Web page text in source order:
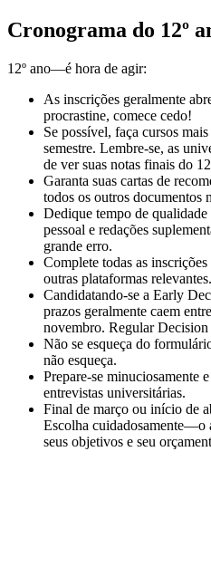
Cronograma do 12º
12º ano—é hora de agir:
As inscrições geralmente
procrastine, comece cedo!
Se possível, faça cursos
semestre. Lembre-se, as
de ver suas notas finais do
Garanta suas cartas de
todos os outros documentos
Dedique tempo de
pessoal e redações
grande erro.
Complete todas as
outras plataformas relevantes.
Candidatando-se a Early
prazos geralmente caem
novembro. Regular
Não se esqueça do
não esqueça.
Prepare-se minuciosamente
entrevistas universitárias.
Final de março ou início de
Escolha cuidadosamente—o
seus objetivos e seu